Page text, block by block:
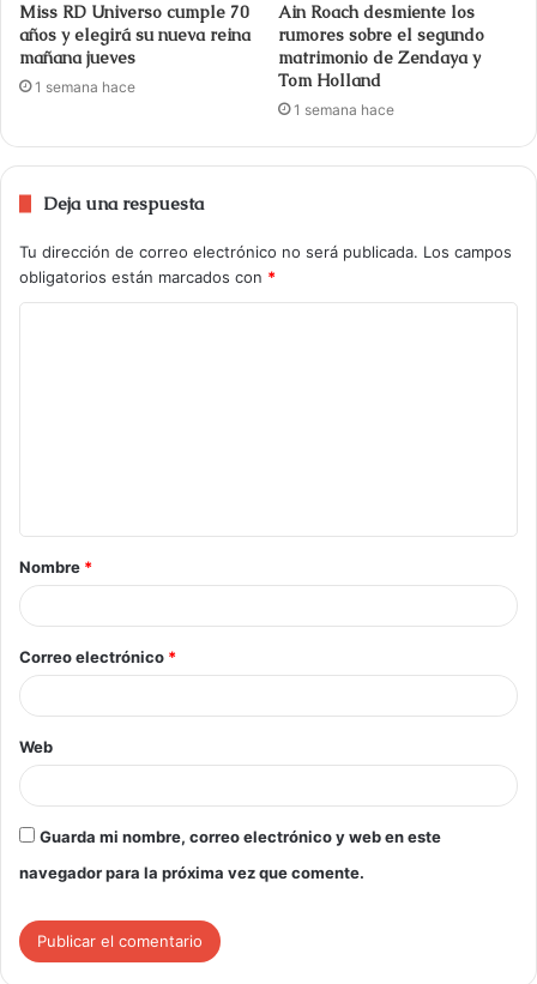
Miss RD Universo cumple 70
años y elegirá su nueva reina
mañana jueves
1 semana hace
Ain Roach desmiente los
rumores sobre el segundo
matrimonio de Zendaya y
Tom Holland
1 semana hace
Deja una respuesta
Tu dirección de correo electrónico no será publicada. Los campos
obligatorios están marcados con *
Nombre *
Correo electrónico *
Web
Guarda mi nombre, correo electrónico y web en este
navegador para la próxima vez que comente.